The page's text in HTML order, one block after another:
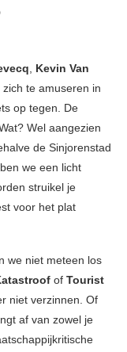
, Kevin Van
zich te amuseren in
op tegen. De
Wel aangezien
de Sinjorenstad
we een licht
struikel je
voor het plat
we niet meteen los
of Tourist
niet verzinnen. Of
af van zowel je